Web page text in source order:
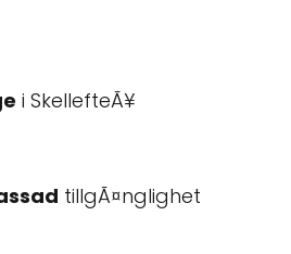
i SkellefteÃ¥
tillgÃ¤nglighet